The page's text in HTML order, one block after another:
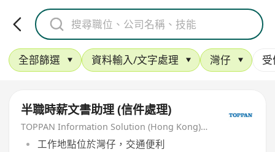
全部篩選 資料輸入/文字處理 灣仔
半職時薪文書助理 (信件處理)
TOPPAN Information Solution (Hong Kong) Limited
工作地點位於灣仔，交通便利